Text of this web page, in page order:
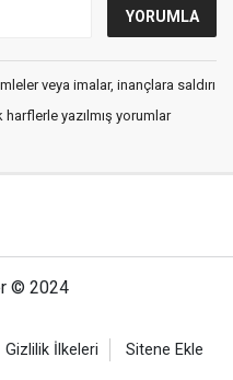
veya imalar, inançlara saldırı
yazılmış yorumlar
© 2024
Gizlilik İlkeleri Sitene Ekle